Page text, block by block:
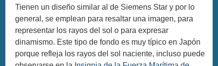
Tienen un diseño similar al de Siemens Star y por lo
general, se emplean para resaltar una imagen, para
representar los rayos del sol o para expresar
dinamismo. Este tipo de fondo es muy típico en Japón
porque refleja los rayos del sol naciente, incluso puede